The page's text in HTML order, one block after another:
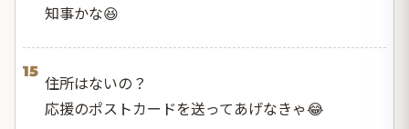
知事かな😆
15
住所はないの？
応援のポストカードを送ってあげなきゃ😂